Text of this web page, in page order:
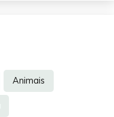
Animais